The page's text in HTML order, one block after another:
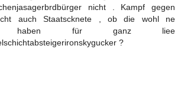
nicht . Kampf gegen
auch Staatscknete , ob die wohl ne
haben für ganz liee
?